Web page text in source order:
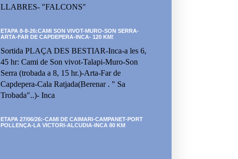
LLABRES- "FALCONS"
ETAPA 8-8-26:CAMI SON VIVOT-MURO-SON SERRA-
ARTA-FAR DE CAPDEPERA-INCA- 120 KM!
Sortida PLAÇA DES BESTIAR-Inca-a les 6,
45 hr: Cami de Son vivot-Talapi-Muro-Son
Serra (trobada a 8, 15 hr.)-Arta-Far de
Capdepera-Cala Ratjada(Berenar . " Sa
Trobada"..)- Inca
ETAPA 27/06/26:-CAMI DE CAIMARI-CAMPANET-PORT
POLLENÇA-LA VICTORI-ALCUDIA-INCA 80 KM